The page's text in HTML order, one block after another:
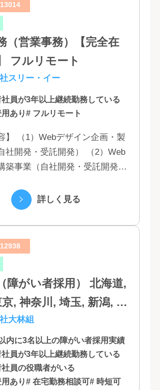
（営業事務）【完全在
宅勤務】 フルリモート
スリー・イー
員が3年以上継続勤務している
あり# フルリモート
】 （1）Webデザイン企画・製
社開発・受託開発） （2）Web
築事業（自社開発・受託開発）
代行業務 （6...詳しく見る
がい者採用） 北海道,
, 神奈川, 埼玉, 新潟, 愛
京都, 兵庫, 広島, 香川,
大林組
内に3名以上の障がい者採用実績
員が3年以上継続勤務している
員の役職者がいる
あり# 在宅勤務相談可# 時短可